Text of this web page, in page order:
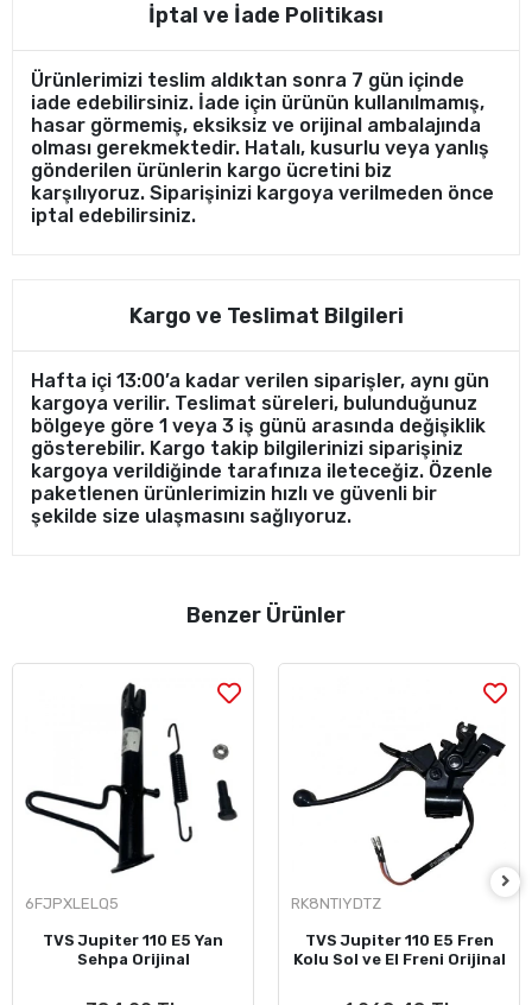
İptal ve İade Politikası
Ürünlerimizi teslim aldıktan sonra 7 gün içinde
iade edebilirsiniz. İade için ürünün kullanılmamış,
hasar görmemiş, eksiksiz ve orijinal ambalajında
olması gerekmektedir. Hatalı, kusurlu veya yanlış
gönderilen ürünlerin kargo ücretini biz
karşılıyoruz. Siparişinizi kargoya verilmeden önce
iptal edebilirsiniz.
Kargo ve Teslimat Bilgileri
Hafta içi 13:00’a kadar verilen siparişler, aynı gün
kargoya verilir. Teslimat süreleri, bulunduğunuz
bölgeye göre 1 veya 3 iş günü arasında değişiklik
gösterebilir. Kargo takip bilgilerinizi siparişiniz
kargoya verildiğinde tarafınıza ileteceğiz. Özenle
paketlenen ürünlerimizin hızlı ve güvenli bir
şekilde size ulaşmasını sağlıyoruz.
Benzer Ürünler
6FJPXLELQ5
TVS Jupiter 110 E5 Yan
Sehpa Orijinal
RK8NTIYDTZ
TVS Jupiter 110 E5 Fren
Kolu Sol ve El Freni Orijinal